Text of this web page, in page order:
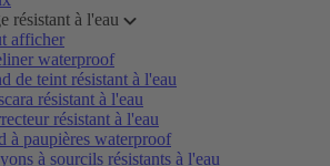
résistant à l'eau
afficher
waterproof
de teint résistant à l'eau
résistant à l'eau
résistant à l'eau
à paupières waterproof
à sourcils résistants à l'eau